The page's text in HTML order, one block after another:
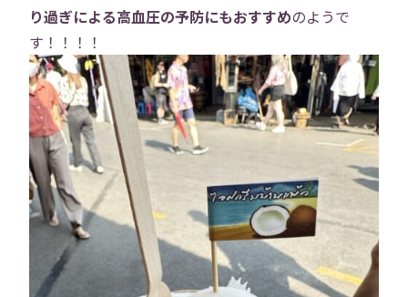
り過ぎによる高血圧の予防にもおすすめのようで
す！！！！